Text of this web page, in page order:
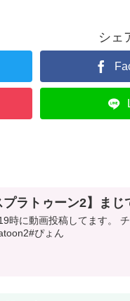
シェ
プラトゥーン2】まじ
時に動画投稿してます。
ぴょん